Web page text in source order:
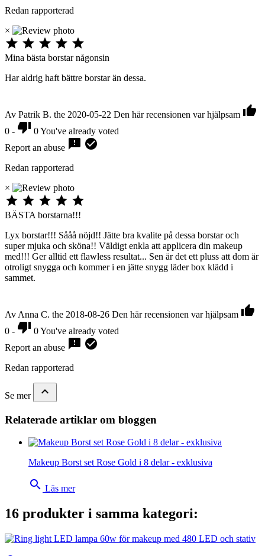
Redan rapporterad
×
    
Mina bästa borstar någonsin
Har aldrig haft bättre borstar än dessa.
Av Patrik B. the 2020-05-22 Den här recensionen var hjälpsam 
0 -  0You've already voted
Report an abuse  
Redan rapporterad
×
    
BÄSTA borstarna!!!
Lyx borstar!!! Sååå nöjd!! Jätte bra kvalite på dessa borstar och
super mjuka och sköna!! Väldigt enkla att applicera din makeup
med!!! Ger alltid ett flawless resultat... Sen är det ett pluss att dom är
otroligt snygga och kommer i en jätte snygg läder box klädd i
sammet.
Av Anna C. the 2018-08-26 Den här recensionen var hjälpsam 
0 -  0You've already voted
Report an abuse  
Redan rapporterad
Se mer 
Relaterade artiklar om bloggen
Makeup Borst set Rose Gold i 8 delar - exklusiva
search Läs mer
16 produkter i samma kategori: